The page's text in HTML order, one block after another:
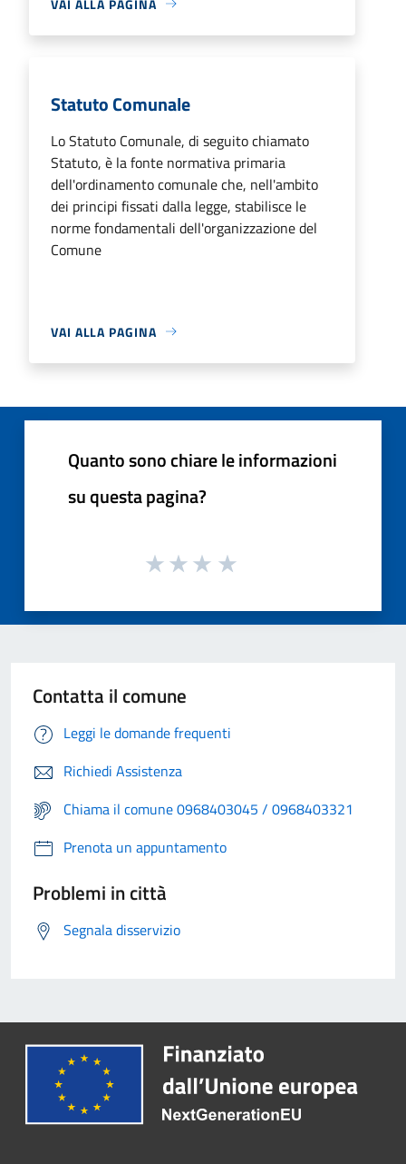
Statuto Comunale
Lo Statuto Comunale, di seguito chiamato
Statuto, è la fonte normativa primaria
dell'ordinamento comunale che, nell'ambito
dei principi fissati dalla legge, stabilisce le
norme fondamentali dell'organizzazione del
Comune
VAI ALLA PAGINA
Quanto sono chiare le informazioni
su questa pagina?
Contatta il comune
Leggi le domande frequenti
Richiedi Assistenza
Chiama il comune 0968403045 / 0968403321
Prenota un appuntamento
Problemi in città
Segnala disservizio